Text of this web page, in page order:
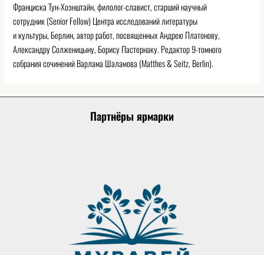
Франциска Тун-Хоэнштайн, филолог-славист, старший научный
сотрудник (Senior Fellow) Центра исследований литературы
и культуры, Берлин, автор работ, посвященных Андрею Платонову,
Александру Солженицыну, Борису Пастернаку. Редактор 9-томного
собрания сочинений Варлама Шаламова (Matthes & Seitz, Berlin).
Партнёры ярмарки